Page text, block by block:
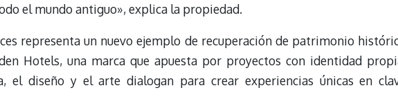
el mundo antiguo», explica la propiedad.
representa un nuevo ejemplo de recuperación de patrimonio
Hotels, una marca que apuesta por proyectos con identidad
el diseño y el arte dialogan para crear experiencias únicas en